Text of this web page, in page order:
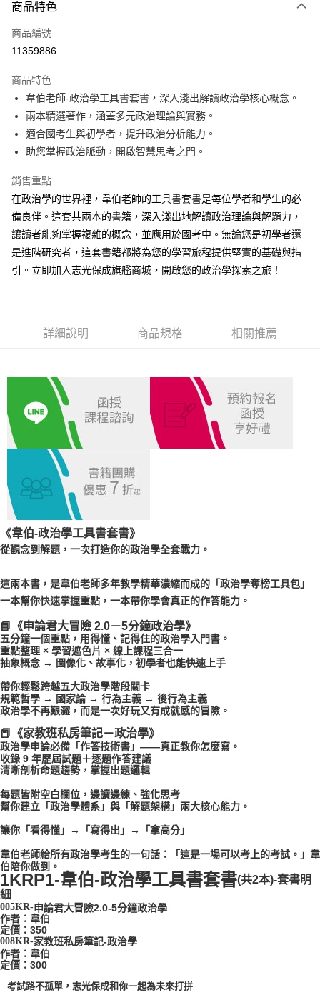
信用卡一次付款
超商取貨付款
Apple Pay
悠遊付
Google Pay
ATM付款
全家取貨付款
每筆NT$100，滿NT$1,000(含以上)免運費
付款後全家取貨.
每筆NT$100，滿NT$1,000(含以上)免運費
宅配
每筆NT$100，滿NT$1,000(含以上)免運費
外島郵寄
每筆NT$100，滿NT$1,000(含以上)免運費
商品特色
商品編號
11359886
商品特色
韋伯老師-政治學工具書套書，深入淺出解讀政治學核心概念。
兩本精選著作，涵蓋多元政治理論與實務。
適合國考生與初學者，提升政治分析能力。
助您掌握政治脈動，開啟智慧思考之門。
銷售重點
在政治學的世界裡，韋伯老師的工具書套書是每位學者和學生的必
備良伴。這套共兩本的書籍，深入淺出地解讀政治理論與解題力，
讓讀者能夠掌握複雜的概念，並應用於國考中。無論您是初學者還
是進階研究者，這套書籍都將為您的學習旅程提供堅實的基礎與指
引。立即加入志光保成旗艦商城，開啟您的政治學探索之旅！
詳細說明 商品規格 相關推薦
《韋伯-政治學工具書套書》
從觀念到解題，一次打造你的政治學全套戰力。
這兩本書，是韋伯老師多年教學精華濃縮而成的「政治學奪榜工具包」
一本幫你快速掌握重點，一本帶你學會真正的作答能力。
📘《申論君大冒險 2.0－5分鐘政治學》
五分鐘一個重點，用得懂、記得住的政治學入門書。
重點整理 × 學習遮色片 × 線上課程三合一
抽象概念 → 圖像化、故事化，初學者也能快速上手
帶你輕鬆跨越五大政治學階段關卡
規範哲學 → 國家論 → 行為主義 → 後行為主義
政治學不再艱澀，而是一次好玩又有成就感的冒險。
📕《家教班私房筆記－政治學》
政治學申論必備「作答技術書」——真正教你怎麼寫。
收錄 9 年歷屆試題＋逐題作答建議
清晰剖析命題趨勢，掌握出題邏輯
每題皆附空白欄位，邊讀邊練、強化思考
幫你建立「政治學體系」與「解題架構」兩大核心能力。
讓你「看得懂」→「寫得出」→「拿高分」
韋伯老師給所有政治學考生的一句話：「這是一場可以考上的考試。」韋
伯陪你做到。
1KRP1-韋伯-政治學工具書套書(共2本)-套書明
細
005KR-申論君大冒險2.0-5分鐘政治學
作者：韋伯
定價：350
008KR-家教班私房筆記-政治學
作者：韋伯
定價：300
考試路不孤單，志光保成和你一起為未來打拼